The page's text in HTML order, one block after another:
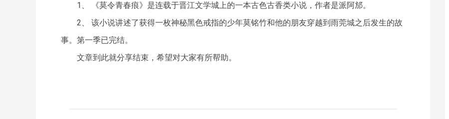
1、 《莫令青春痕》是连载于晋江文学城上的一本古色古香类小说，作者是派阿邡。
2、 该小说讲述了获得一枚神秘黑色戒指的少年莫铭竹和他的朋友穿越到雨莞城之后发生的故
事。第一季已完结。
文章到此就分享结束，希望对大家有所帮助。